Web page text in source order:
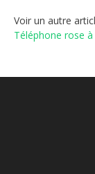
Voir un autre
Téléphone rose